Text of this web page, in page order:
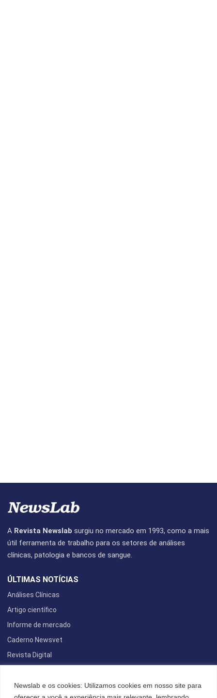
Newslab e os cookies: Utilizamos cookies em nosso site para
A Revista Newslab surgiu no mercado em 1993, como a mais
útil ferramenta de trabalho para os setores de análises
clínicas, patologia e bancos de sangue.
ÚLTIMAS NOTÍCIAS
Análises Clínicas
Artigo científico
Informe de mercado
Caderno Newsvet
Revista Digital